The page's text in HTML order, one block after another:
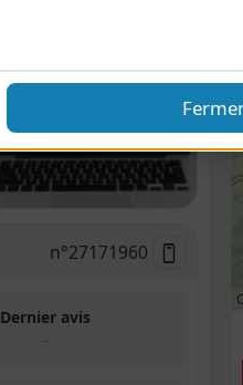
n°27171960
Dernier avis